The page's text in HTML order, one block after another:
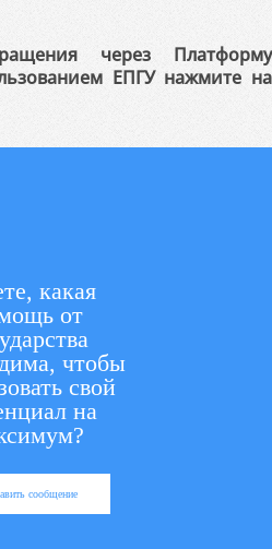
через Платформу
ЕПГУ нажмите на
какая
от
чтобы
свой
на
сообщение